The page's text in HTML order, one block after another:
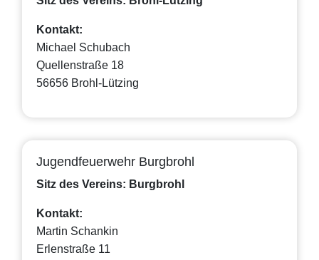
Kontakt:
Michael Schubach
Quellenstraße 18
56656 Brohl-Lützing
Jugendfeuerwehr Burgbrohl
Sitz des Vereins: Burgbrohl
Kontakt:
Martin Schankin
Erlenstraße 11